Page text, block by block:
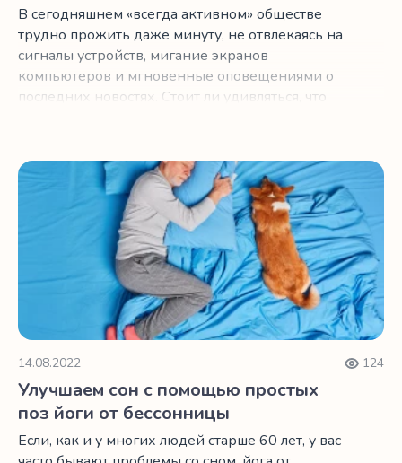
В сегодняшнем «всегда активном» обществе
трудно прожить даже минуту, не отвлекаясь на
сигналы устройств, мигание экранов
компьютеров и мгновенные оповещениями о
последних новостях. Стоит ли удивляться, что
раздражения, гнева, неуверенности в себе,
беспокойства и внутреннего разговора с самим
собой, которые вызваны повседневными
стрессами, подумайте о медитации. Это
позволит контролировать стресс, повысить
продуктивность и сохранить здоровье и
комфорт.
Улучшаем сон с помощью простых поз йоги от
14.08.2022 124
Улучшаем сон с помощью простых
поз йоги от бессонницы
Если, как и у многих людей старше 60 лет, у вас